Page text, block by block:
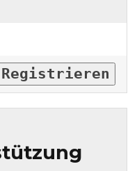
Registrieren